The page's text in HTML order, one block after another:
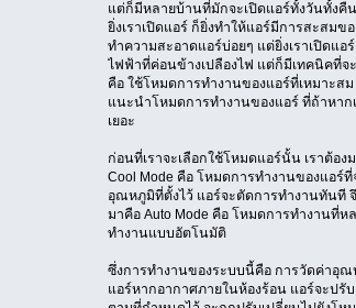
แต่ก็มีหลายบ้านที่มักจะเปิดแอร์ทั้งวันทั้งคื
ยิ่งเราเปิดแอร์ ก็ยิ่งทำให้แอร์มีการสะสม
ทำความสะอาดแอร์บ่อยๆ แต่ยิ่งเราเปิดแอ
ไฟฟ้าที่ค่อนข้างเปลืองไฟ แต่ก็มีเทคนิคที่จะ
คือ ใช้โหมดการทำงานของแอร์ที่เหมาะสม
แนะนำโหมดการทำงานของแอร์ ที่ถ้าหาก
เยอะ
ก่อนที่เราจะเลือกใช้โหมดแอร์นั้น เราต้อ
Cool Mode คือ โหมดการทำงานของแอร์
อุณหภูมิที่ตั้งไว้ แอร์จะตัดการทำงานทันที
มาคือ Auto Mode คือ โหมดการทำงานที่
ทำงานแบบอัตโนมัติ
ซึ่งการทำงานของระบบนี้คือ การวัดค่าอุณ
แอร์หากอากาศภายในห้องร้อน แอร์จะป